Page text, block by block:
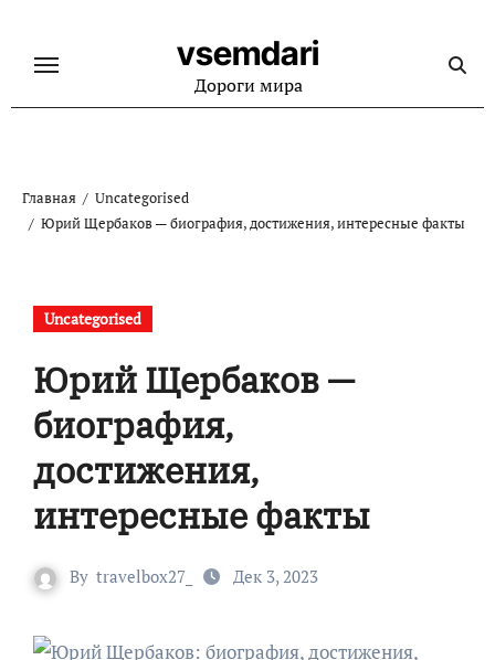
содержанию
vsemdari
Дороги мира
Главная
Uncategorised
Юрий Щербаков — биография, достижения, интересные факты
Uncategorised
Юрий Щербаков —
биография,
достижения,
интересные факты
By travelbox27_ Дек 3, 2023